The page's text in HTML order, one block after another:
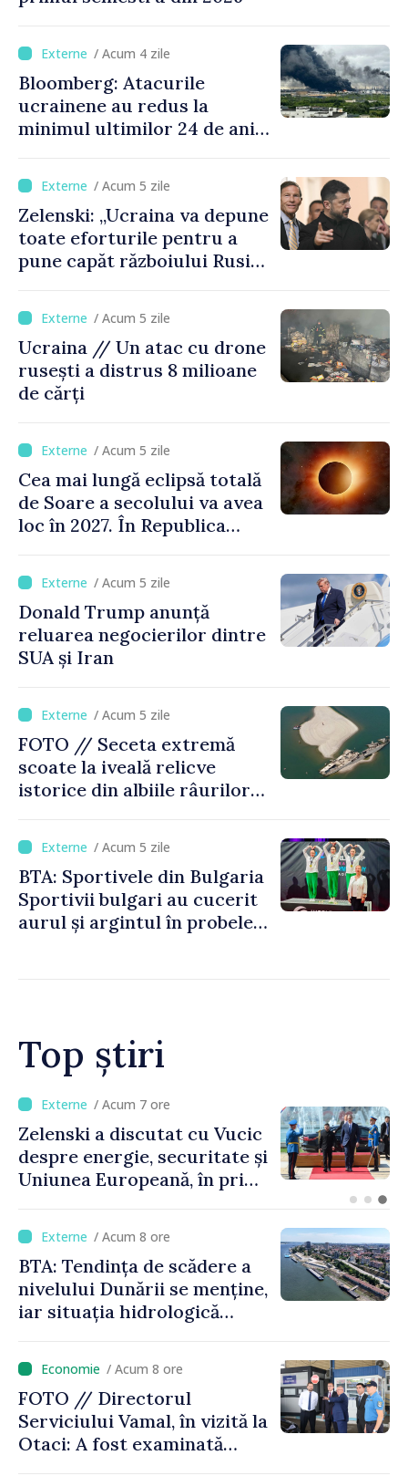
/ Acum 4 zile
Bloomberg: Atacurile
ucrainene au redus la
minimul ultimilor 24 de ani
Rusia
/ Acum 5 zile
Zelenski: „Ucraina va depune
toate eforturile pentru a
pune capăt războiului Rusiei
/ Acum 5 zile
Ucraina // Un atac cu drone
rusești a distrus 8 milioane
de cărți
/ Acum 5 zile
Cea mai lungă eclipsă totală
de Soare a secolului va avea
loc în 2027. În Republica
acoperit în proporție de
până la 44%/ Acum 5 zile
Donald Trump anunță
reluarea negocierilor dintre
SUA și Iran
/ Acum 5 zile
FOTO // Seceta extremă
scoate la iveală relicve
istorice din albiile râurilor
/ Acum 5 zile
BTA: Sportivele din Bulgaria
Sportivii bulgari au cucerit
aurul și argintul în probele
Top știri
/ Acum 3 ore
Bulgaria: Ambasadoarea
Ucrainei, convocată la
Ministerul de Externe în
/ Acum 8 ore
BTA: Tendința de scădere a
nivelului Dunării se menține,
iar situația hidrologică
/ Acum 8 ore
FOTO // Directorul
Serviciului Vamal, în vizită la
Otaci: A fost examinată